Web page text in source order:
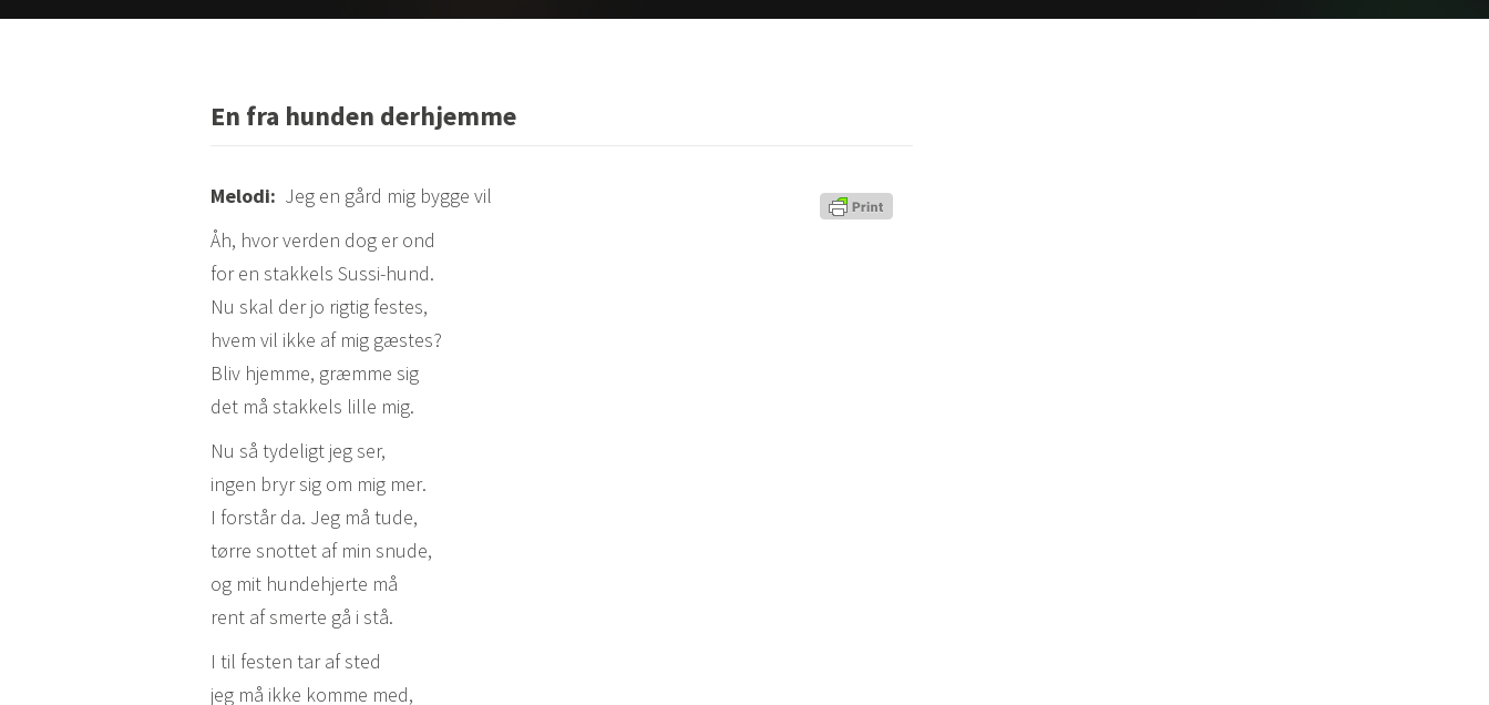
En fra hunden derhjemme
Melodi: Jeg en gård mig bygge vil
Åh, hvor verden dog er ond
for en stakkels Sussi-hund.
Nu skal der jo rigtig festes,
hvem vil ikke af mig gæstes?
Bliv hjemme, græmme sig
det må stakkels lille mig.
Nu så tydeligt jeg ser,
ingen bryr sig om mig mer.
I forstår da. Jeg må tude,
tørre snottet af min snude,
og mit hundehjerte må
rent af smerte gå i stå.
I til festen tar af sted
jeg må ikke komme med,